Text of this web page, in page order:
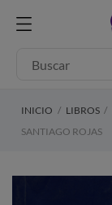
INICIO LIBROS
SANTIAGO ROJAS